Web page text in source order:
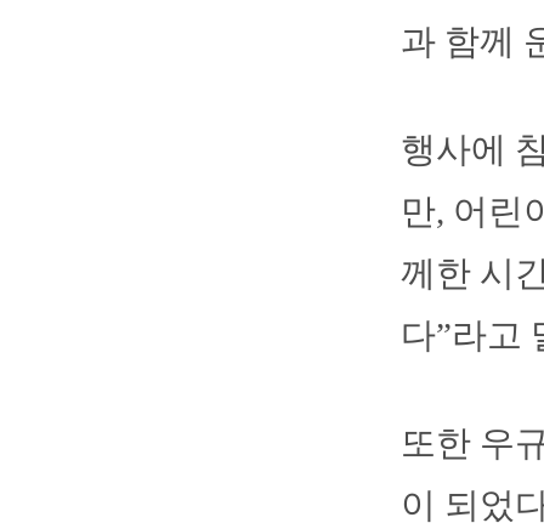
과 함께
행사에
만, 어린
께한 시
다”라고
또한 우
이 되었